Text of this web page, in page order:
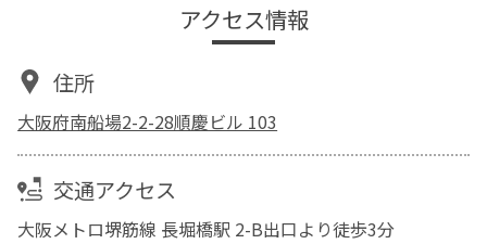
アクセス情報
住所
大阪府南船場2-2-28順慶ビル 103
交通アクセス
大阪メトロ堺筋線 長堀橋駅 2-B出口より徒歩3分